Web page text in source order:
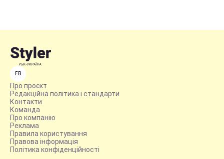
FB
Про проєкт
Редакційна політика і стандарти
Контакти
Команда
Про компанію
Реклама
Правила користування
Правова інформація
Політика конфіденційності